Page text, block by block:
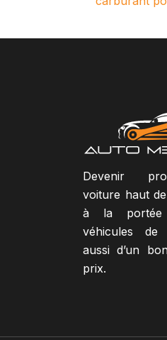
Devenir
voiture haut
à la portée
véhicules de
aussi d’un
prix.